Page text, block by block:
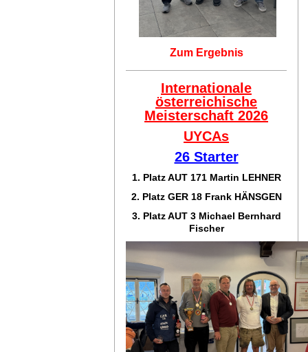
Zum Ergebnis
Internationale
österreichische
Meisterschaft 2026
UYCAs
26 Starter
1. Platz AUT 171 Martin LEHNER
2. Platz GER 18 Frank HÄNSGEN
3. Platz AUT 3 Michael Bernhard
Fischer